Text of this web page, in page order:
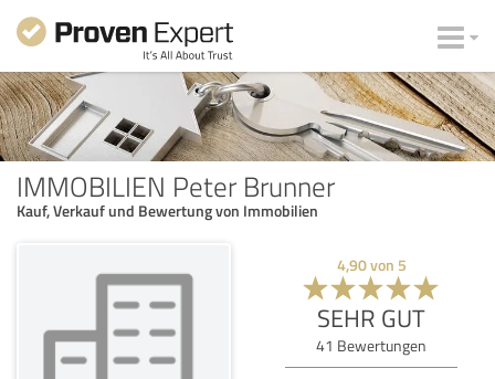
IMMOBILIEN Peter Brunner
Kauf, Verkauf und Bewertung von Immobilien
4,90von 5
SEHR GUT
41 Bewertungen